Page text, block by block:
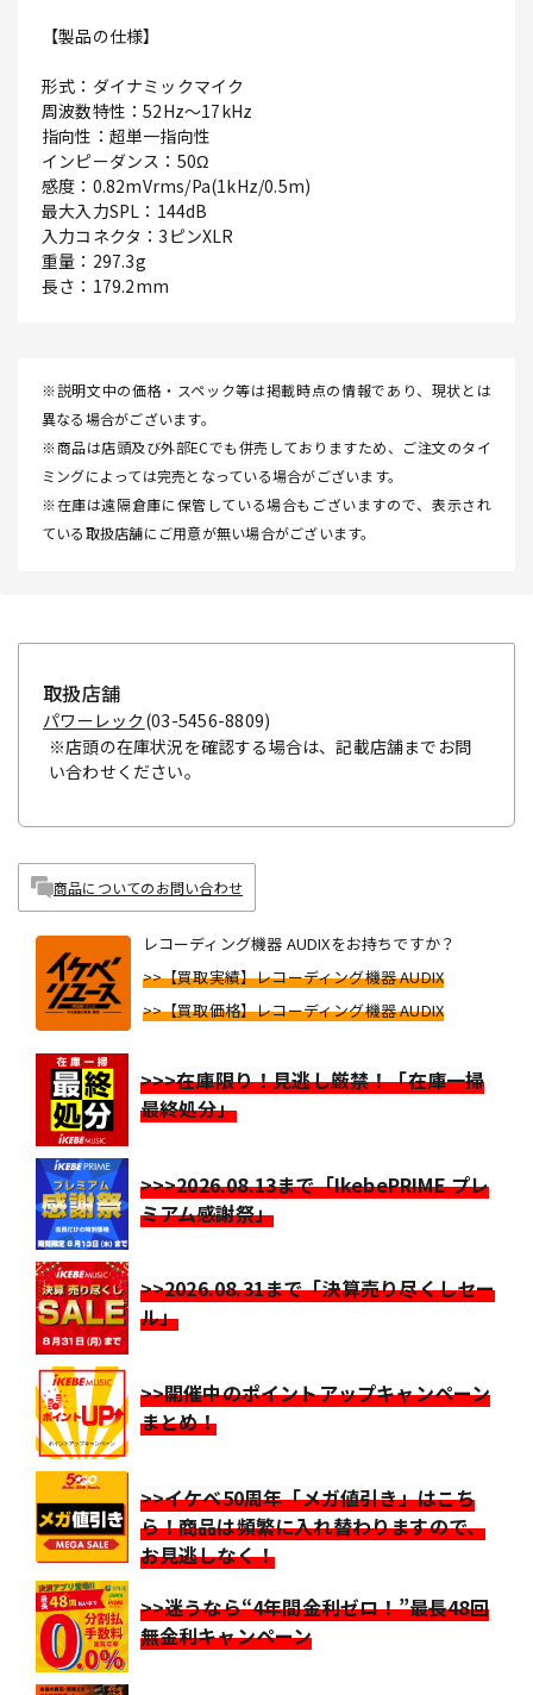
【製品の仕様】
形式：ダイナミックマイク
周波数特性：52Hz～17kHz
指向性：超単一指向性
インピーダンス：50Ω
感度：0.82mVrms/Pa(1kHz/0.5m)
最大入力SPL：144dB
入力コネクタ：3ピンXLR
重量：297.3g
長さ：179.2mm
※説明文中の価格・スペック等は掲載時点の情報であり、現状とは
異なる場合がございます。
※商品は店頭及び外部ECでも併売しておりますため、ご注文のタイ
ミングによっては完売となっている場合がございます。
※在庫は遠隔倉庫に保管している場合もございますので、表示され
ている取扱店舗にご用意が無い場合がございます。
取扱店舗
パワーレック (03-5456-8809)
※店頭の在庫状況を確認する場合は、記載店舗までお問
い合わせください。
商品についてのお問い合わせ
レコーディング機器 AUDIXをお持ちですか？
>>【買取実績】レコーディング機器 AUDIX
>>【買取価格】レコーディング機器 AUDIX
>>>在庫限り！見逃し厳禁！「在庫一掃
最終処分」
>>>2026.08.13まで「IkebePRIME プレ
ミアム感謝祭」
>>2026.08.31まで「決算売り尽くしセー
ル」
>>開催中のポイントアップキャンペーン
まとめ！
>>イケベ50周年「メガ値引き」はこち
ら！商品は頻繁に入れ替わりますので、
お見逃しなく！
>>迷うなら“4年間金利ゼロ！”最長48回
無金利キャンペーン